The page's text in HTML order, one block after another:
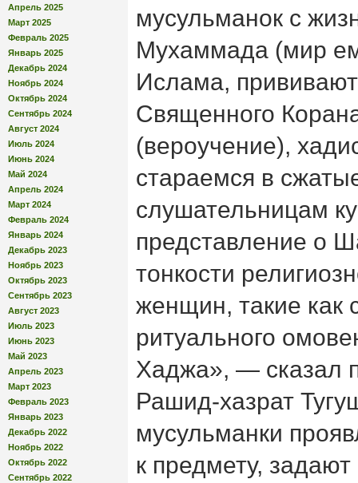
Апрель 2025
Март 2025
Февраль 2025
Январь 2025
Декабрь 2024
Ноябрь 2024
Октябрь 2024
Сентябрь 2024
Август 2024
Июль 2024
Июнь 2024
Май 2024
Апрель 2024
Март 2024
Февраль 2024
Январь 2024
Декабрь 2023
Ноябрь 2023
Октябрь 2023
Сентябрь 2023
Август 2023
Июль 2023
Июнь 2023
Май 2023
Апрель 2023
Март 2023
Февраль 2023
Январь 2023
Декабрь 2022
Ноябрь 2022
Октябрь 2022
Сентябрь 2022
мусульманок с
Мухаммада (мир
Ислама,
Священного
(вероучение),
стараемся в
слушательницам
представление о
тонкости
женщин, такие как
ритуального
Хаджа», — сказал
Рашид-хазрат
мусульманки
к предмету,